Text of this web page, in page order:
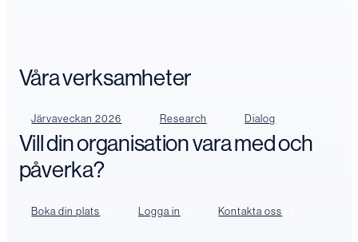
Våra verksamheter
Järvaveckan 2026 Research Dialog
Vill din organisation vara med och
påverka?
Boka din plats Logga in Kontakta oss